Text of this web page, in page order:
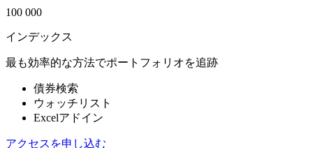
100 000
インデックス
最も効率的な方法でポートフォリオを追跡
債券検索
ウォッチリスト
Excelアドイン
アクセスを申し込む